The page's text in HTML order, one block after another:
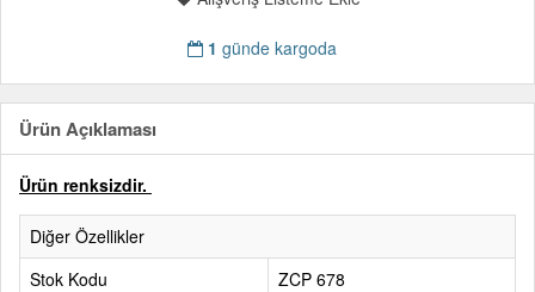
1 günde kargoda
Ürün Açıklaması
Ürün renksizdir.
Diğer Özellikler
Stok Kodu
ZCP 678